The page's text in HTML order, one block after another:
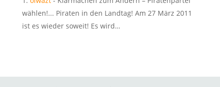
wählen!... Piraten in den Landtag! Am 27 März 2011
ist es wieder soweit! Es wird…